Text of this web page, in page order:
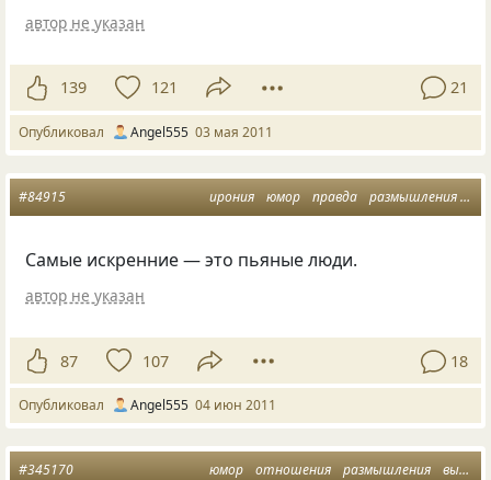
автор не указан
139 121 21
Опубликовал Аngel555 03 мая 2011
ирония юмор правда размышления
#84915
Самые искренние — это пьяные люди.
автор не указан
87 107 18
Опубликовал Аngel555 04 июн 2011
юмор отношения размышления высказывания
#345170